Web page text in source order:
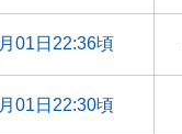
01日22:36頃
01日22:30頃